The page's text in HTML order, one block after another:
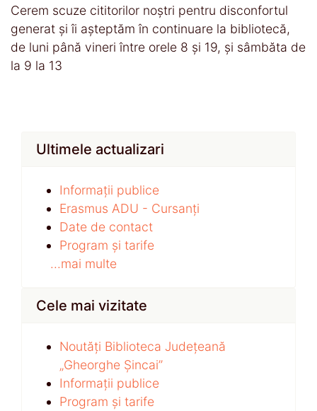
Cerem scuze cititorilor noștri pentru disconfortul
generat și îi așteptăm în continuare la bibliotecă,
de luni până vineri între orele 8 și 19, și sâmbăta de
la 9 la 13
Ultimele actualizari
Informații publice
Erasmus ADU - Cursanți
Date de contact
Program și tarife
...mai multe
Cele mai vizitate
Noutăți Biblioteca Județeană
„Gheorghe Șincai”
Informații publice
Program și tarife